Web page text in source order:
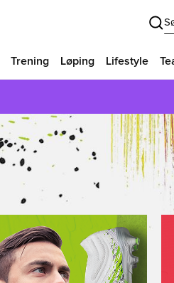
Trening Løping Lifestyle